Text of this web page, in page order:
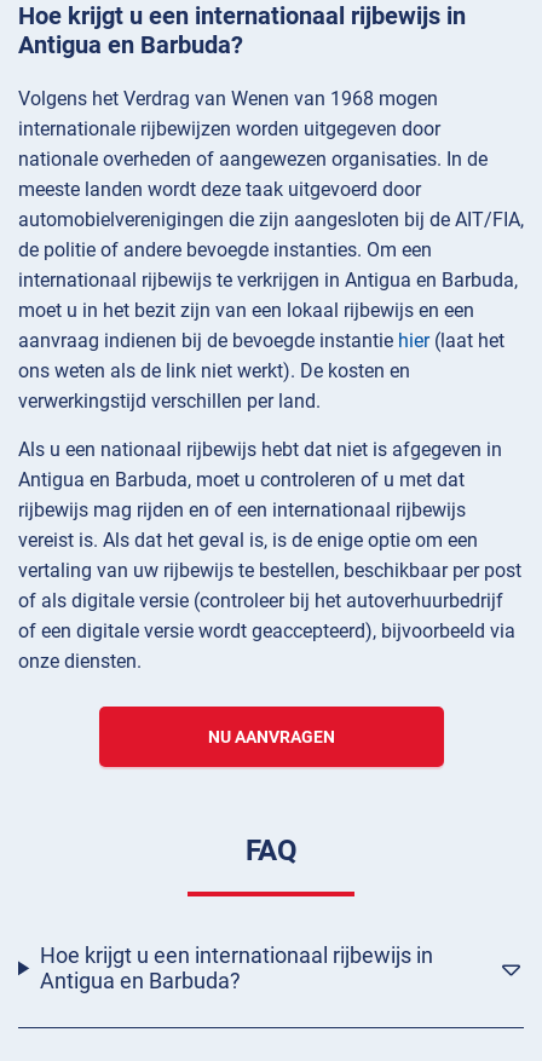
Hoe krijgt u een internationaal rijbewijs in
Antigua en Barbuda?
Volgens het Verdrag van Wenen van 1968 mogen
internationale rijbewijzen worden uitgegeven door
nationale overheden of aangewezen organisaties. In de
meeste landen wordt deze taak uitgevoerd door
automobielverenigingen die zijn aangesloten bij de AIT/FIA,
de politie of andere bevoegde instanties. Om een
internationaal rijbewijs te verkrijgen in Antigua en Barbuda,
moet u in het bezit zijn van een lokaal rijbewijs en een
aanvraag indienen bij de bevoegde instantie hier(laat het
ons weten als de link niet werkt). De kosten en
verwerkingstijd verschillen per land.
Als u een nationaal rijbewijs hebt dat niet is afgegeven in
Antigua en Barbuda, moet u controleren of u met dat
rijbewijs mag rijden en of een internationaal rijbewijs
vereist is. Als dat het geval is, is de enige optie om een
vertaling van uw rijbewijs te bestellen, beschikbaar per post
of als digitale versie (controleer bij het autoverhuurbedrijf
of een digitale versie wordt geaccepteerd), bijvoorbeeld via
onze diensten.
NU AANVRAGEN
FAQ
Hoe krijgt u een internationaal rijbewijs in
Antigua en Barbuda?